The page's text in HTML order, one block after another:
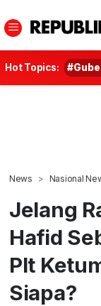
Hot Topics:
News Nasional
Jelang
Hafid
Plt
Siapa?